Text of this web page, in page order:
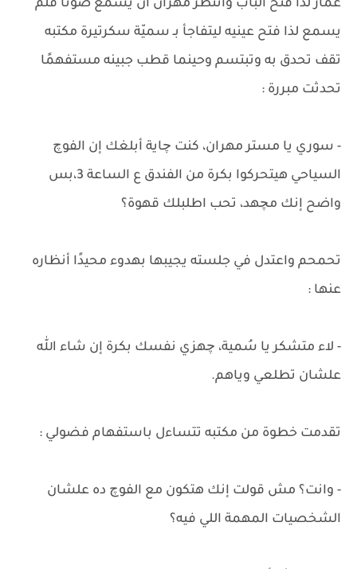
عمار لذا فُتح الباب وانتظر مهران أن يسمع صوتًا فلم
يسمع لذا فتح عينيه ليتفاجأ بـ سميّة سكرتيرة مكتبه
تقف تحدق به وتبتسم وحينما قطب جبينه مستفهمًا
تحدثت مبررة :
- سوري يا مستر مهران، كنت چاية أبلغك إن الفوچ
السياحي هيتحركوا بكرة من الفندق ع الساعة 3،بس
واضح إنك مچهد، تحب اطلبلك قهوة؟
تحمحم واعتدل في جلسته يجيبها بهدوء محيدًا أنظاره
عنها :
- لاء متشكر يا سُمية، چهزي نفسك بكرة إن شاء الله
علشان تطلعي وياهم.
تقدمت خطوة من مكتبه تتساءل باستفهام فضولي :
- وانت؟ مش قولت إنك هتكون مع الفوچ ده علشان
الشخصيات المهمة اللي فيه؟